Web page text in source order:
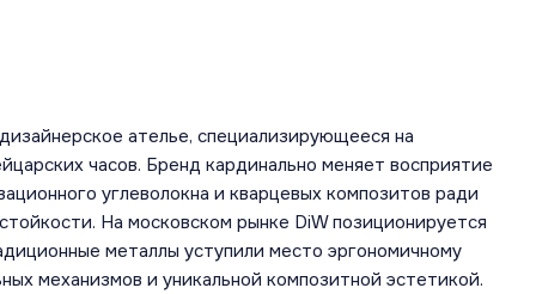
ателье, специализирующееся на
часов. Бренд кардинально меняет восприятие
углеволокна и кварцевых композитов ради
На московском рынке DiW позиционируется
металлы уступили место эргономичному
механизмов и уникальной композитной эстетикой.